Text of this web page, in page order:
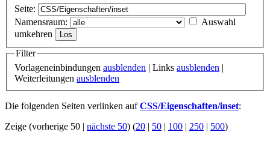
Seite:
Namensraum:
Auswahl
umkehren
Filter
Vorlageneinbindungen ausblenden | Links ausblenden |
Weiterleitungen ausblenden
Die folgenden Seiten verlinken aufCSS/Eigenschaften/inset:
Zeige (vorherige 50 | nächste 50) (20 | 50 | 100 | 250 | 500)